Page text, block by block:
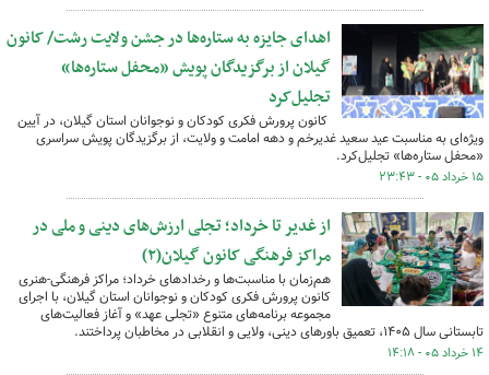
اهدای جایزه به ستاره‌ها در جشن ولایت رشت/ کانون
گیلان از برگزیدگان پویش «محفل ستاره‌ها»
تجلیل‌کرد
کانون پرورش فکری کودکان و نوجوانان استان گیلان، در آیین
ویژه‌ای به مناسبت عید سعید غدیرخم و دهه امامت و ولایت، از برگزیدگان پویش سراسری
«محفل ستاره‌ها» تجلیل‌کرد.
۱۵ خرداد ۰۵ - ۲۳:۴۳
از غدیر تا خرداد؛ تجلی ارزش‌های دینی و ملی در
مراکز فرهنگی کانون گیلان(۲)
هم‌زمان با مناسبت‌ها و رخدادهای خرداد؛ مراکز فرهنگی-هنری
کانون پرورش فکری کودکان و نوجوانان استان گیلان، با اجرای
مجموعه برنامه‌های متنوع «تجلی عهد» و آغاز فعالیت‌های
تابستانی سال ۱۴۰۵، تعمیق باورهای دینی، ولایی و انقلابی در مخاطبان پرداختند.
۱۴ خرداد ۰۵ - ۱۴:۱۸